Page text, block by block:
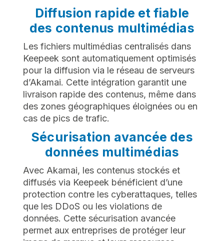
Diffusion rapide et fiable
des contenus multimédias
Les fichiers multimédias centralisés dans
Keepeek sont automatiquement optimisés
pour la diffusion via le réseau de serveurs
d’Akamai. Cette intégration garantit une
livraison rapide des contenus, même dans
des zones géographiques éloignées ou en
cas de pics de trafic.
Sécurisation avancée des
données multimédias
Avec Akamai, les contenus stockés et
diffusés via Keepeek bénéficient d’une
protection contre les cyberattaques, telles
que les DDoS ou les violations de
données. Cette sécurisation avancée
permet aux entreprises de protéger leur